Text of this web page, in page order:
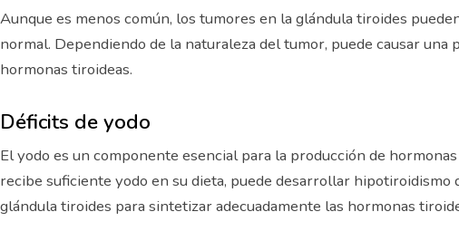
Aunque es menos común, los tumores en la glándula tiroides
normal. Dependiendo de la naturaleza del tumor, puede causar una
hormonas tiroideas.
Déficits de yodo
El yodo es un componente esencial para la producción de
recibe suficiente yodo en su dieta, puede desarrollar hipotiroidismo
glándula tiroides para sintetizar adecuadamente las hormonas